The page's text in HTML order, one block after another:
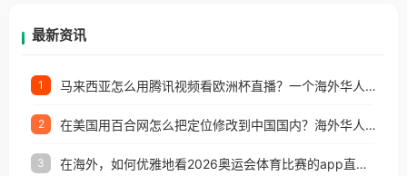
最新资讯
1 马来西亚怎么用腾讯视频看欧洲杯直播？一个海外华人的真实困扰与破解
2 在美国用百合网怎么把定位修改到中国国内？海外华人必备的回国加速指南
3 在海外，如何优雅地看2026奥运会体育比赛的app直播？